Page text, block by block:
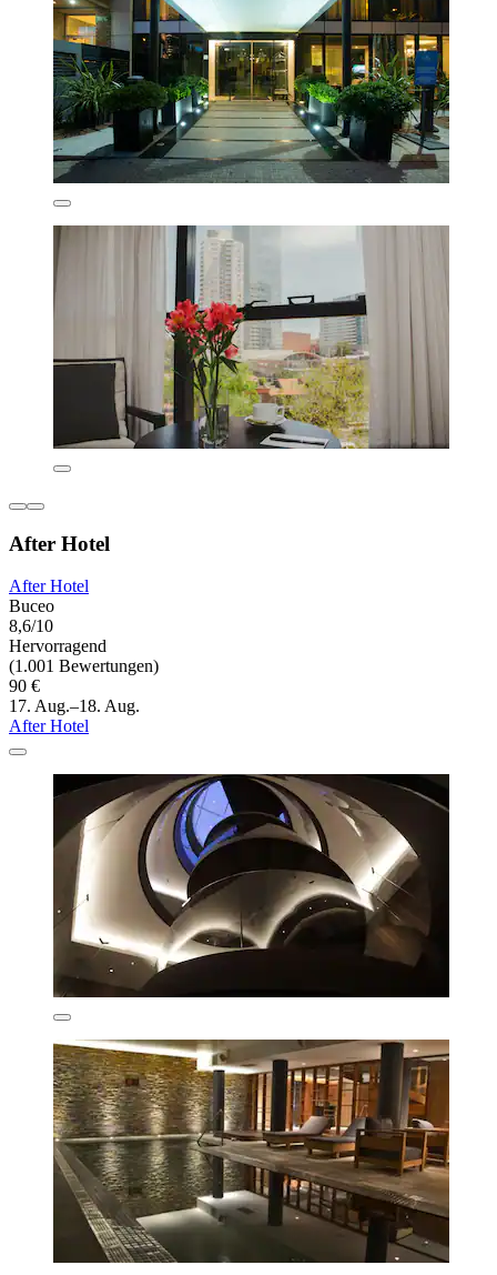
After Hotel
After Hotel
Buceo
8,6/10
Hervorragend
(1.001 Bewertungen)
90 €
17. Aug.–18. Aug.
After Hotel